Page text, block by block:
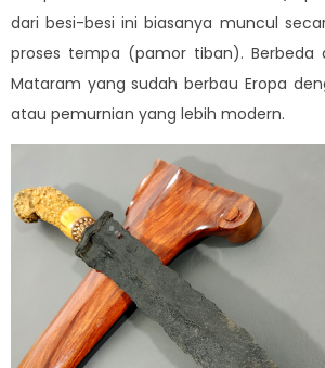
dari besi-besi ini biasanya muncul
proses tempa (pamor tiban). Berbeda
Mataram yang sudah berbau Eropa
atau pemurnian yang lebih modern.